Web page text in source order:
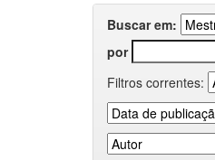
Buscar em:
por
Filtros correntes: